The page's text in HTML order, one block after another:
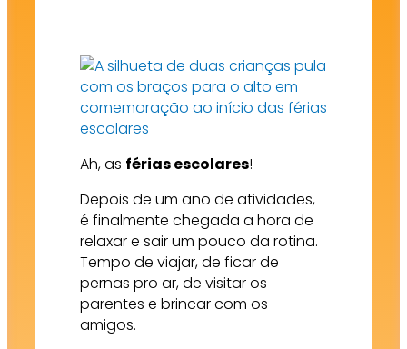
Ah, as férias escolares!
Depois de um ano de atividades,
é finalmente chegada a hora de
relaxar e sair um pouco da rotina.
Tempo de viajar, de ficar de
pernas pro ar, de visitar os
parentes e brincar com os
amigos.